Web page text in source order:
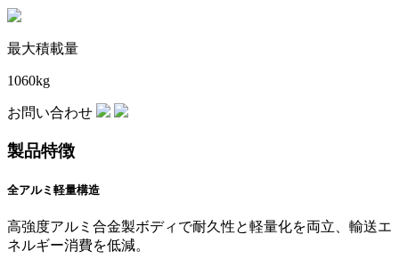
最大積載量
1060kg
お問い合わせ
製品特徴
全アルミ軽量構造
高強度アルミ合金製ボディで耐久性と軽量化を両立、輸送エ
ネルギー消費を低減。